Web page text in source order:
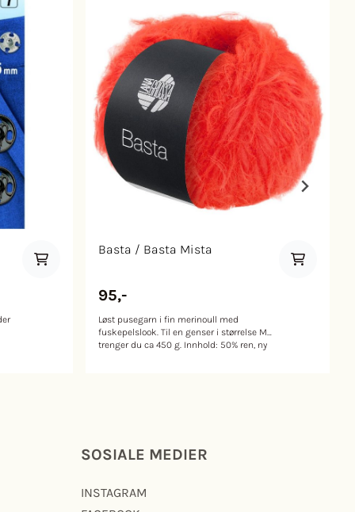
Basta / Basta Mista
95,-
Løst pusegarn i fin merinoull med
fuskepelslook. Til en genser i størrelse M
trenger du ca 450 g. Innhold: 50% ren, ny
SOSIALE MEDIER
INSTAGRAM